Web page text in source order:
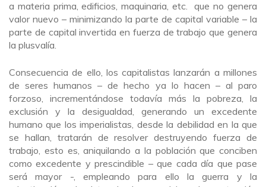
a materia prima, edificios, maquinaria, etc. que no genera
valor nuevo – minimizando la parte de capital variable – la
parte de capital invertida en fuerza de trabajo que genera
la plusvalía.
Consecuencia de ello, los capitalistas lanzarán a millones
de seres humanos – de hecho ya lo hacen – al paro
forzoso, incrementándose todavía más la pobreza, la
exclusión y la desigualdad, generando un excedente
humano que los imperialistas, desde la debilidad en la que
se hallan, tratarán de resolver destruyendo fuerza de
trabajo, esto es, aniquilando a la población que conciben
como excedente y prescindible – que cada día que pase
será mayor -, empleando para ello la guerra y la